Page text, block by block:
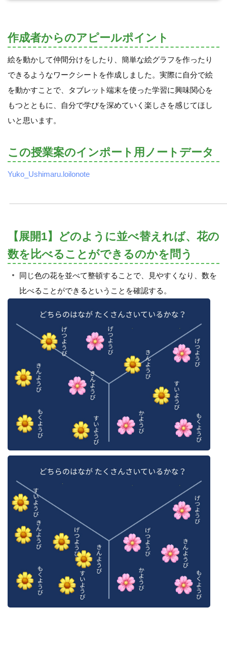
作成者からのアピールポイント
絵を動かして仲間分けをしたり、簡単な絵グラフを作ったり
できるようなワークシートを作成しました。実際に自分で絵
を動かすことで、タブレット端末を使った学習に興味関心を
もつとともに、自分で学びを深めていく楽しさを感じてほし
いと思います。
この授業案のインポート用ノートデータ
Yuko_Ushimaru.loilonote
【展開1】どのように並べ替えれば、花の
数を比べることができるのかを問う
同じ色の花を並べて整頓することで、見やすくなり、数を
比べることができるということを確認する。